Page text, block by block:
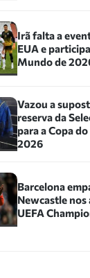
Irã falta a
EUA e
Mundo de
Vazou a
reserva da
para a Copa
2026
Barcelona
Newcastle nos
UEFA